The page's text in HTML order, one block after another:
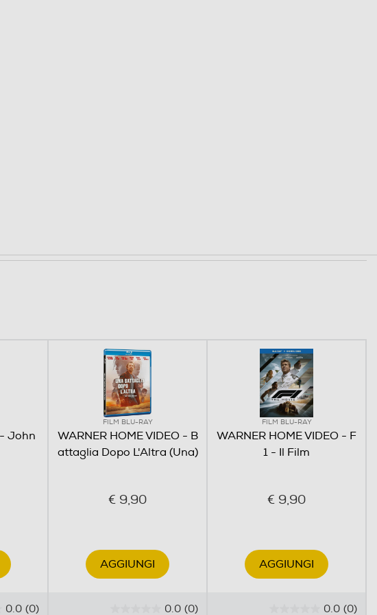
- John
FILM BLU-RAY
WARNER HOME VIDEO - B
attaglia Dopo L'Altra (Una)
€ 9,90
AGGIUNGI
FILM BLU-RAY
WARNER HOME VIDEO - F
1 - Il Film
€ 9,90
AGGIUNGI
0.0 (0) 0.0 (0) 0.0 (0)